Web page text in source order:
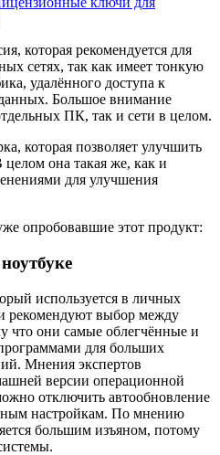
которая рекомендуется для
сетях, так как имеет тонкую
удалённого доступа к
Большое внимание
ПК, так и сети в целом.
которая позволяет улучшить
она такая же, как и
для улучшения
опробовавшие этот продукт:
используется в личных
рекомендуют выбор между
что они самые облегчённые и
для больших
Мнения экспертов
версии операционной
отключить автообновление
настройкам. По мнению
большим изъяном, потому